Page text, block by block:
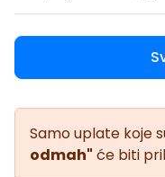
Samo uplate koje
odmah" će biti